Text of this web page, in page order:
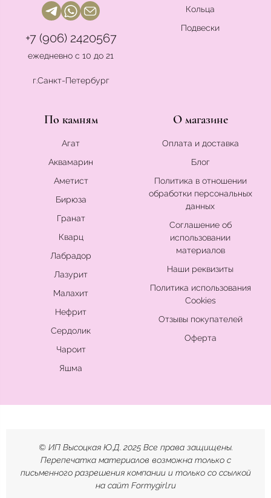
+7 (906) 2420567
ежедневно с 10 до 21
г.Санкт-Петербург
Кольца
Подвески
По камням
Агат
Аквамарин
Аметист
Бирюза
Гранат
Кварц
Лабрадор
Лазурит
Малахит
Нефрит
Сердолик
Чароит
Яшма
О магазине
Оплата и доставка
Блог
Политика в отношении
обработки персональных
данных
Соглашение об
использовании
материалов
Наши реквизиты
Политика использования
Cookies
Отзывы покупателей
Оферта
© ИП Высоцкая Ю.Д. 2025 Все права защищены.
Перепечатка материалов возможна только с
письменного разрешения компании и только со ссылкой
на сайт Formygirl.ru